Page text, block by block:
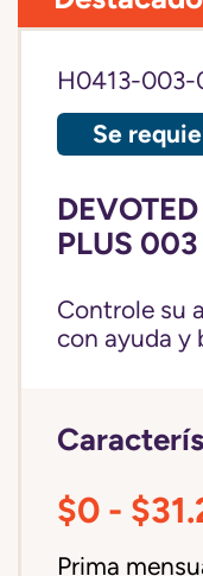
H0413-
Se
PLUS
Controle su
con ayuda y
$0 -
Prima